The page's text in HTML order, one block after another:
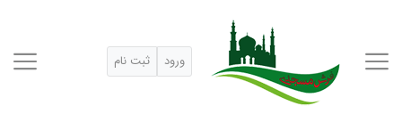
ورود ثبت نام